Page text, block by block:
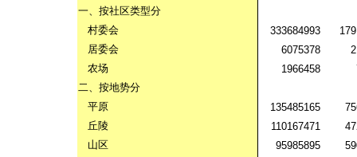
一、按社区类型分
村委会
333684993
居委会
6075378
农场
1966458
二、按地势分
平原
135485165
丘陵
110167471
山区
95985895